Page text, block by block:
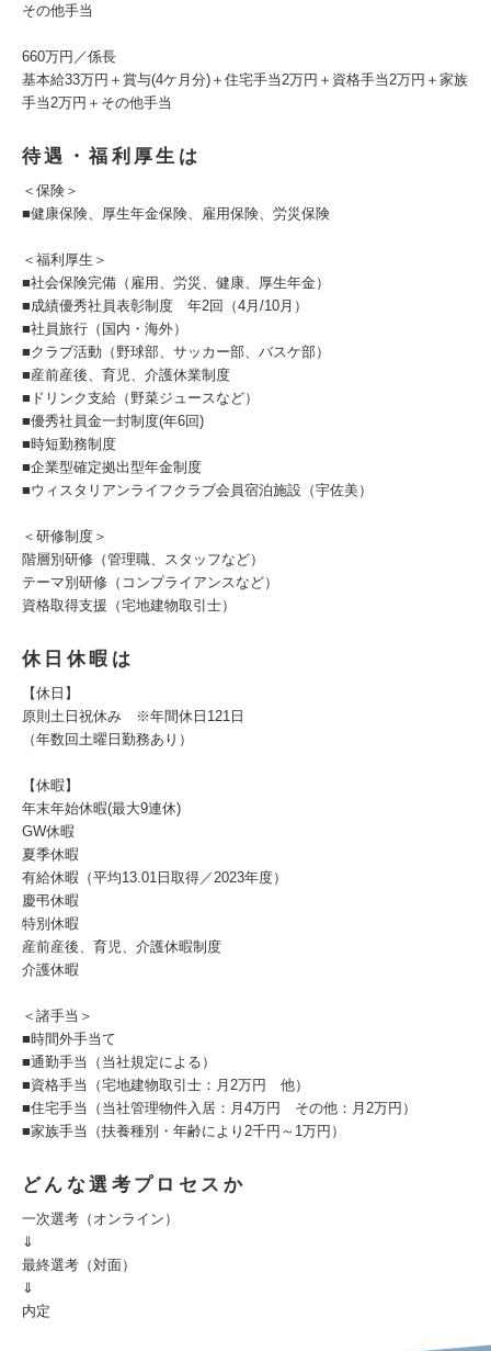
その他手当
660万円／係長
基本給33万円＋賞与(4ケ月分)＋住宅手当2万円＋資格手当2万円＋家族
手当2万円＋その他手当
待遇・福利厚生は
＜保険＞
■健康保険、厚生年金保険、雇用保険、労災保険
＜福利厚生＞
■社会保険完備（雇用、労災、健康、厚生年金）
■成績優秀社員表彰制度 年2回（4月/10月）
■社員旅行（国内・海外）
■クラブ活動（野球部、サッカー部、バスケ部）
■産前産後、育児、介護休業制度
■ドリンク支給（野菜ジュースなど）
■優秀社員金一封制度(年6回)
■時短勤務制度
■企業型確定拠出型年金制度
■ウィスタリアンライフクラブ会員宿泊施設（宇佐美）
＜研修制度＞
階層別研修（管理職、スタッフなど）
テーマ別研修（コンプライアンスなど）
資格取得支援（宅地建物取引士）
休日休暇は
【休日】
原則土日祝休み ※年間休日121日
（年数回土曜日勤務あり）
【休暇】
年末年始休暇(最大9連休)
GW休暇
夏季休暇
有給休暇（平均13.01日取得／2023年度）
慶弔休暇
特別休暇
産前産後、育児、介護休暇制度
介護休暇
＜諸手当＞
■時間外手当て
■通勤手当（当社規定による）
■資格手当（宅地建物取引士：月2万円 他）
■住宅手当（当社管理物件入居：月4万円 その他：月2万円）
■家族手当（扶養種別・年齢により2千円～1万円）
どんな選考プロセスか
一次選考（オンライン）
⇓
最終選考（対面）
⇓
内定